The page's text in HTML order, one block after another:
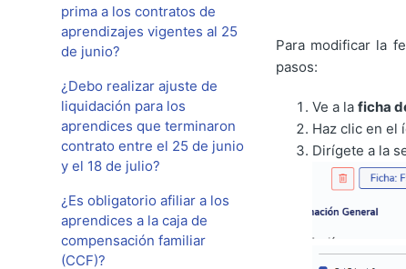
prima a los contratos de
aprendizajes vigentes al 25
de junio?
¿Debo realizar ajuste de
liquidación para los
aprendices que terminaron
contrato entre el 25 de junio
y el 18 de julio?
¿Es obligatorio afiliar a los
aprendices a la caja de
compensación familiar
(CCF)?
Para modificar la
pasos:
Ve a la ficha
Haz clic en el
Dirígete a la